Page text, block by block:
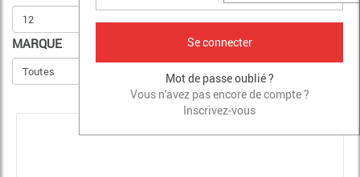
Mot de passe oublié ?
Vous n'avez pas encore de compte ?
Inscrivez-vous
MARQUE